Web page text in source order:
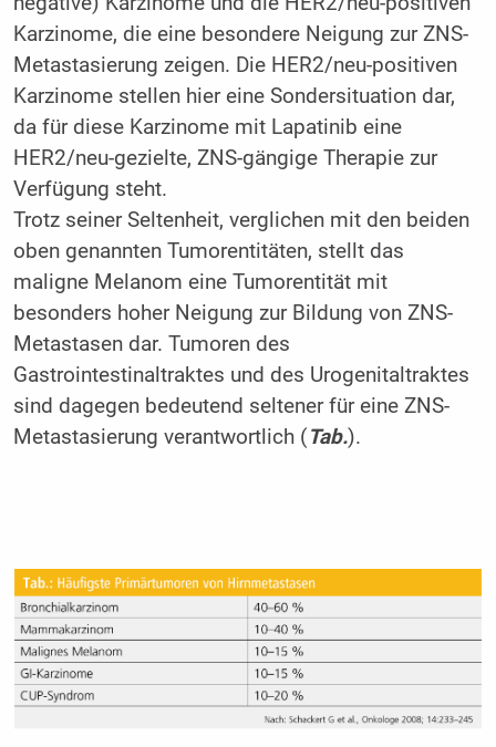
Karzinome, die eine besondere Neigung zur ZNS-
Metastasierung zeigen. Die HER2/neu-positiven
Karzinome stellen hier eine Sondersituation dar,
da für diese Karzinome mit Lapatinib eine
HER2/neu-gezielte, ZNS-gängige Therapie zur
Verfügung steht.
Trotz seiner Seltenheit, verglichen mit den beiden
oben genannten Tumorentitäten, stellt das
maligne Melanom eine Tumorentität mit
besonders hoher Neigung zur Bildung von ZNS-
Metastasen dar. Tumoren des
Gastrointestinaltraktes und des Urogenitaltraktes
sind dagegen bedeutend seltener für eine ZNS-
Metastasierung verantwortlich (Tab.).